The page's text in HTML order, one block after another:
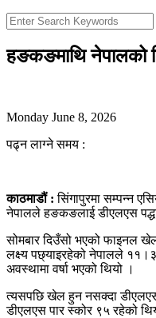
हङकङमाथि नेपालको
Monday June 8, 2026
पढ्न लाग्ने समय :
काठमाडौं : सिंगापुरमा सम्पन्न
नेपालले हङकङलाई डीएलएस
सोमबार दिउँसो भएको फाइनल
लक्ष्य पछ्याइरहेको नेपालले
अवस्थामा वर्षा भएको थियो ।
त्यसपछि खेल हुन नसक्दा डीएलएस
डीएलएस पार स्कोर ९५ रहेको